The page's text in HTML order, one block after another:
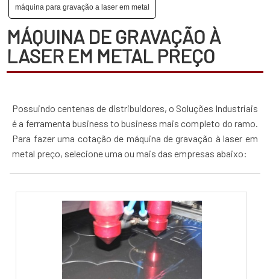
máquina para gravação a laser em metal
MÁQUINA DE GRAVAÇÃO À
LASER EM METAL PREÇO
Possuindo centenas de distribuidores, o Soluções Industriais
é a ferramenta business to business mais completo do ramo.
Para fazer uma cotação de máquina de gravação à laser em
metal preço, selecione uma ou mais das empresas abaixo: